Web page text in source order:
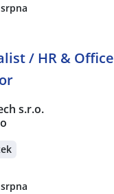
/ HR & Office
s.r.o.